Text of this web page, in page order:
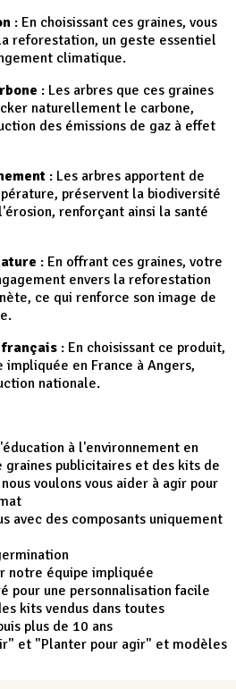
: En choisissant ces graines, vous
reforestation, un geste essentiel
climatique.
: Les arbres que ces graines
naturellement le carbone,
des émissions de gaz à effet
: Les arbres apportent de
préservent la biodiversité
renforçant ainsi la santé
: En offrant ces graines, votre
envers la reforestation
ce qui renforce son image de
français : En choisissant ce produit,
impliquée en France à Angers,
nationale.
à l'environnement en
graines publicitaires et des kits de
voulons vous aider à agir pour
avec des composants uniquement
notre équipe impliquée
pour une personnalisation facile
kits vendus dans toutes
plus de 10 ans
et "Planter pour agir" et modèles